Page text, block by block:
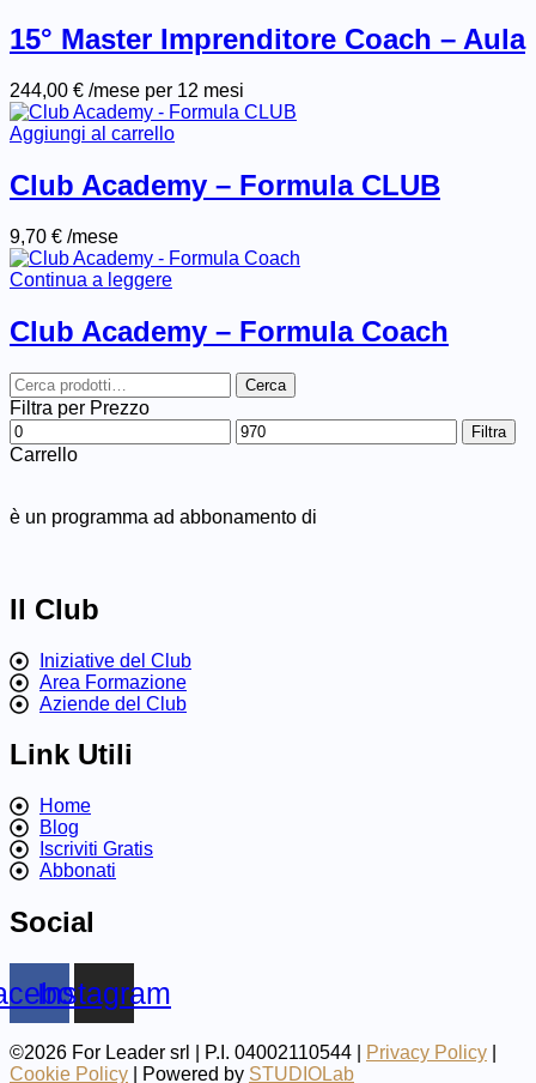
15° Master Imprenditore Coach – Aula
244,00 € /mese per 12 mesi
Aggiungi al carrello
Club Academy – Formula CLUB
9,70 € /mese
Continua a leggere
Club Academy – Formula Coach
Cerca
di:
Cerca
Filtra per Prezzo
Prezzo
Min
Prezzo
Max
Filtra
Carrello
è un programma ad abbonamento di
Il Club
Iniziative del Club
Area Formazione
Aziende del Club
Link Utili
Home
Blog
Iscriviti Gratis
Abbonati
Social
Instagram
©2026 For Leader srl | P.I. 04002110544 | Privacy Policy
Cookie Policy | Powered by STUDIOLab